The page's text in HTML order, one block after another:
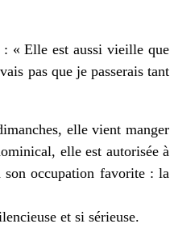
: « Elle est aussi vieille que
pas que je passerais tant
elle vient manger
elle est autorisée à
son occupation favorite : la
et si sérieuse.